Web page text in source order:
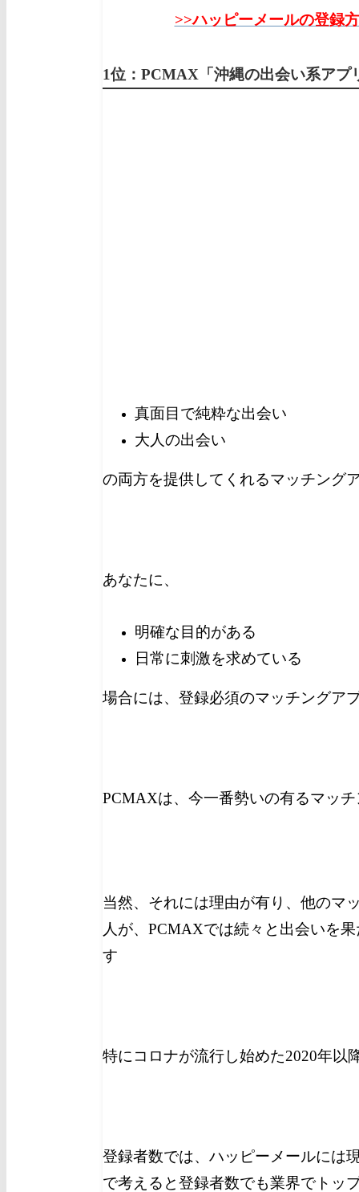
>>ハッピーメールの登録
1位：PCMAX「沖縄の出会い系ア
真面目で純粋な出会い
大人の出会い
の両方を提供してくれるマッチング
あなたに、
明確な目的がある
日常に刺激を求めている
場合には、登録必須のマッチングア
PCMAXは、今一番勢いの有るマッ
当然、それには理由が有り、他のマ
人が、PCMAXでは続々と出会いを
す
特にコロナが流行し始めた2020年以
登録者数では、ハッピーメールには
で考えると登録者数でも業界でトッ